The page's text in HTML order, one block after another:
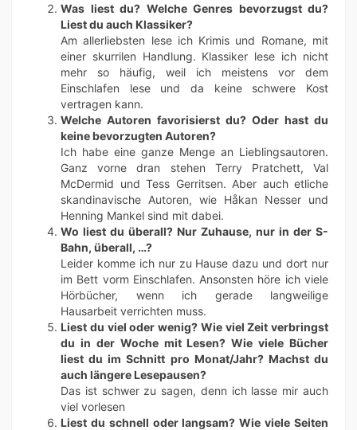
Was liest du? Welche Genres bevorzugst du?
Liest du auch Klassiker?
Am allerliebsten lese ich Krimis und Romane, mit
einer skurrilen Handlung. Klassiker lese ich nicht
mehr so häufig, weil ich meistens vor dem
Einschlafen lese und da keine schwere Kost
vertragen kann.
Welche Autoren favorisierst du? Oder hast du
keine bevorzugten Autoren?
Ich habe eine ganze Menge an Lieblingsautoren.
Ganz vorne dran stehen Terry Pratchett, Val
McDermid und Tess Gerritsen. Aber auch etliche
skandinavische Autoren, wie Håkan Nesser und
Henning Mankel sind mit dabei.
Wo liest du überall? Nur Zuhause, nur in der S-
Bahn, überall, …?
Leider komme ich nur zu Hause dazu und dort nur
im Bett vorm Einschlafen. Ansonsten höre ich viele
Hörbücher, wenn ich gerade langweilige
Hausarbeit verrichten muss.
Liest du viel oder wenig? Wie viel Zeit verbringst
du in der Woche mit Lesen? Wie viele Bücher
liest du im Schnitt pro Monat/Jahr? Machst du
auch längere Lesepausen?
Das ist schwer zu sagen, denn ich lasse mir auch
viel vorlesen
Liest du schnell oder langsam? Wie viele Seiten